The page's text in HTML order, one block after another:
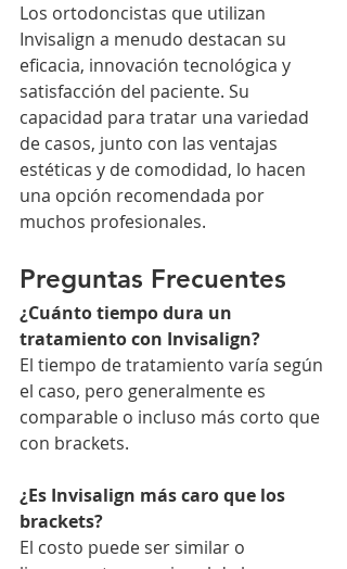
Los ortodoncistas que utilizan
Invisalign a menudo destacan su
eficacia, innovación tecnológica y
satisfacción del paciente. Su
capacidad para tratar una variedad
de casos, junto con las ventajas
estéticas y de comodidad, lo hacen
una opción recomendada por
muchos profesionales.
Preguntas Frecuentes
¿Cuánto tiempo dura un
tratamiento con Invisalign?
El tiempo de tratamiento varía según
el caso, pero generalmente es
comparable o incluso más corto que
con brackets.
¿Es Invisalign más caro que los
brackets?
El costo puede ser similar o